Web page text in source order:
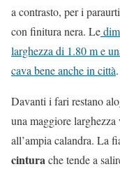
a contrasto, per i
con finitura nera. Le
larghezza di 1.80 m e
cava bene anche in città.
Davanti i fari restano
una maggiore
all’ampia calandra. La
cinturache tende a